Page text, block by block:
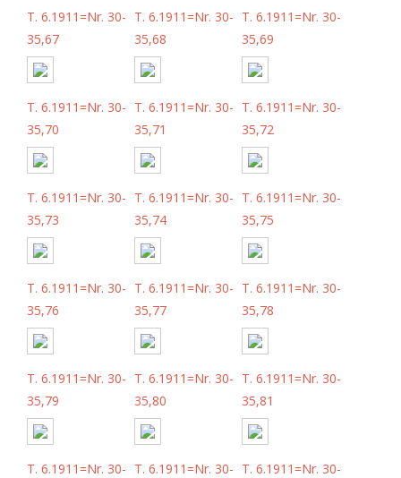
T. 6.1911=Nr. 30-
35,67
T. 6.1911=Nr. 30-
35,68
T. 6.1911=Nr. 30-
35,69
T. 6.1911=Nr. 30-
35,70
T. 6.1911=Nr. 30-
35,71
T. 6.1911=Nr. 30-
35,72
T. 6.1911=Nr. 30-
35,73
T. 6.1911=Nr. 30-
35,74
T. 6.1911=Nr. 30-
35,75
T. 6.1911=Nr. 30-
35,76
T. 6.1911=Nr. 30-
35,77
T. 6.1911=Nr. 30-
35,78
T. 6.1911=Nr. 30-
35,79
T. 6.1911=Nr. 30-
35,80
T. 6.1911=Nr. 30-
35,81
T. 6.1911=Nr. 30- T. 6.1911=Nr. 30- T. 6.1911=Nr. 30-